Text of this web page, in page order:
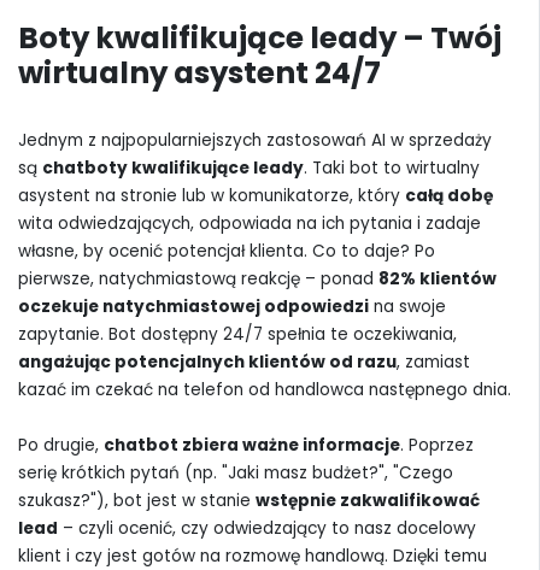
Boty kwalifikujące leady – Twój
wirtualny asystent 24/7
Jednym z najpopularniejszych zastosowań AI w sprzedaży
są chatboty kwalifikujące leady. Taki bot to wirtualny
asystent na stronie lub w komunikatorze, który całą dobę
wita odwiedzających, odpowiada na ich pytania i zadaje
własne, by ocenić potencjał klienta. Co to daje? Po
pierwsze, natychmiastową reakcję – ponad 82% klientów
oczekuje natychmiastowej odpowiedzi na swoje
zapytanie. Bot dostępny 24/7 spełnia te oczekiwania,
angażując potencjalnych klientów od razu, zamiast
kazać im czekać na telefon od handlowca następnego dnia.
Po drugie, chatbot zbiera ważne informacje. Poprzez
serię krótkich pytań (np. "Jaki masz budżet?", "Czego
szukasz?"), bot jest w stanie wstępnie zakwalifikować
lead – czyli ocenić, czy odwiedzający to nasz docelowy
klient i czy jest gotów na rozmowę handlową. Dzięki temu